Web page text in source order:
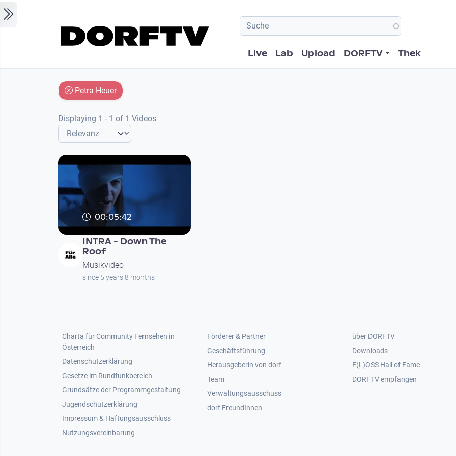
Hauptnavigation
Live Lab Upload DORFTV Thek
Petra Heuer
Displaying 1 - 1 of 1 Videos
00:05:42
INTRA - Down The
Roof
Musikvideo
since 5 years 8 months
Footer 1
Charta für Community Fernsehen in
Österreich
Datenschutzerklärung
Gesetze im Rundfunkbereich
Grundsätze der Programmgestaltung
Jugendschutzerklärung
Impressum & Haftungsausschluss
Nutzungsvereinbarung
Footer 2
Förderer & Partner
Geschäftsführung
Herausgeberin von dorf
Team
Verwaltungsausschuss
dorf FreundInnen
Footer 3
über DORFTV
Downloads
F(L)OSS Hall of Fame
Footer 4
DORFTV empfangen